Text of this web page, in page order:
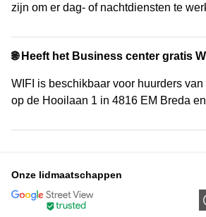
zijn om er dag- of nachtdiensten te
🌐 Heeft het Business center gratis
WIFI is beschikbaar voor huurders
op de Hooilaan 1 in 4816 EM Breda
Onze lidmaatschappen